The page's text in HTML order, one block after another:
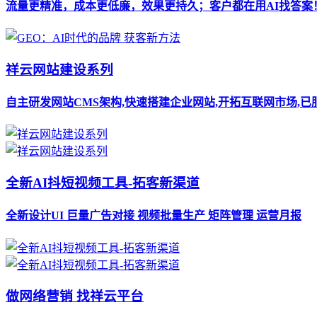
流量更精准，成本更低廉，效果更持久；客户都在用AI找答案
祥云网站建设系列
自主研发网站CMS架构,快速搭建企业网站,开拓互联网市场,已
全新AI抖短视频工具-拓客新渠道
全新设计UI 巨量广告对接 视频批量生产 矩阵管理 运营月报
做网络营销 找祥云平台